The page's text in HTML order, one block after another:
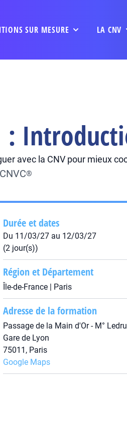
SUR MESURE LA CNV
:
avec la CNV pour mieux
®
Durée et dates
Du 11/03/27 au 12/03/27
(2 jour(s))
Région et Département
Île-de-France | Paris
Adresse de la formation
Passage de la Main d'Or - M°
Gare de Lyon
75011, Paris
Google Maps